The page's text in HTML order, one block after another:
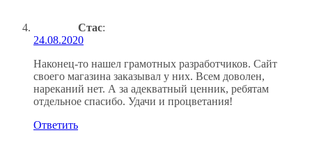
Стас:
24.08.2020
Наконец-то нашел грамотных разработчиков. Сайт
своего магазина заказывал у них. Всем доволен,
нареканий нет. А за адекватный ценник, ребятам
отдельное спасибо. Удачи и процветания!
Ответить